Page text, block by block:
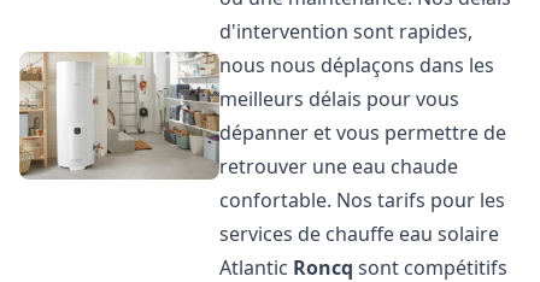
d'intervention sont rapides,
nous nous déplaçons dans les
meilleurs délais pour vous
dépanner et vous permettre de
retrouver une eau chaude
confortable. Nos tarifs pour les
services de chauffe eau solaire
Atlantic Roncq sont compétitifs